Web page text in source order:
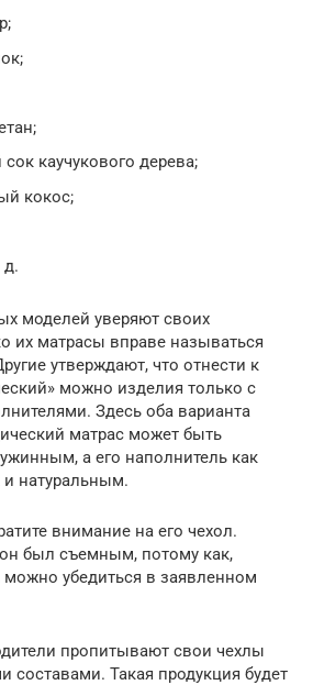
каучукового дерева;
кокос;
д.
моделей уверяют своих
их матрасы вправе называться
утверждают, что отнести к
можно изделия только с
Здесь оба варианта
матрас может быть
а его наполнитель как
и натуральным.
внимание на его чехол.
был съемным, потому как,
можно убедиться в заявленном
пропитывают свои чехлы
составами. Такая продукция будет